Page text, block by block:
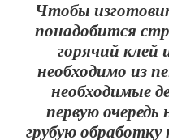
Чтобы
понадобится
горячий
необходимо из
необходимые
первую
грубую